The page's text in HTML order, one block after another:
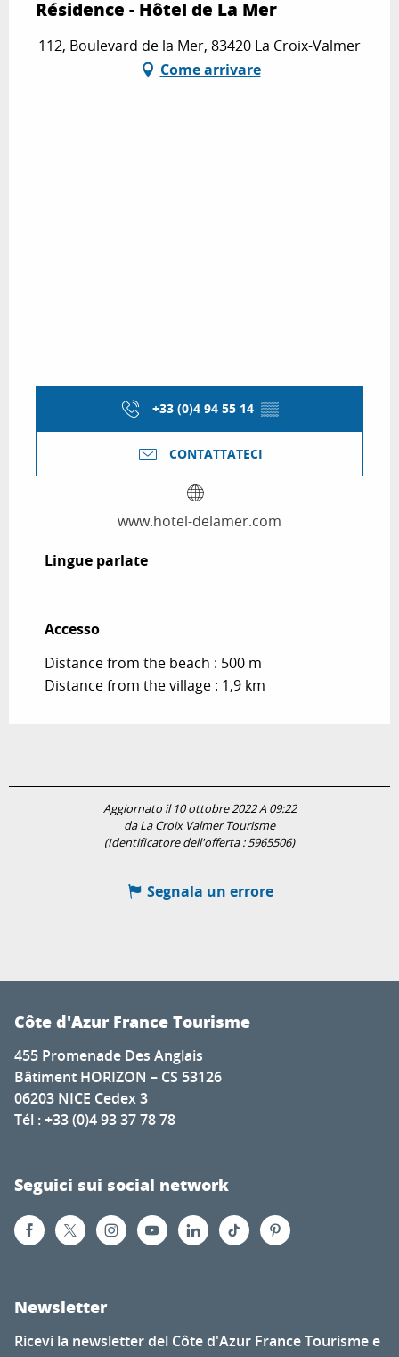
Résidence - Hôtel de La Mer
112, Boulevard de la Mer, 83420 La Croix-Valmer
Come arrivare
+33 (0)4 94 55 14 ▒▒
CONTATTATECI
www.hotel-delamer.com
Lingue parlate
Lingue parlate
Accesso
Accesso
Distance from the beach : 500 m
Distance from the village : 1,9 km
Aggiornato il 10 ottobre 2022 A 09:22
da La Croix Valmer Tourisme
(Identificatore dell'offerta :5965506)
Segnala un errore
Côte d'Azur France Tourisme
455 Promenade Des Anglais
Bâtiment HORIZON – CS 53126
06203 NICE Cedex 3
Tél : +33 (0)4 93 37 78 78
Seguici sui social network
Newsletter
Ricevi la newsletter del Côte d'Azur France Tourisme e